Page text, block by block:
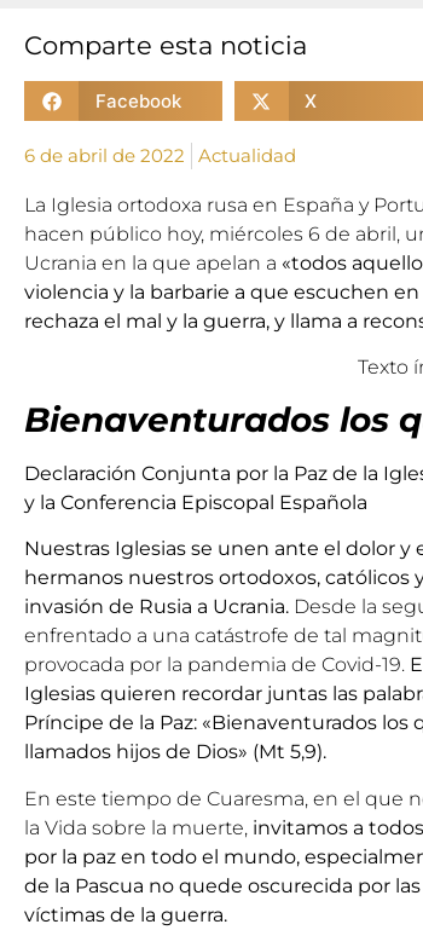
Comparte esta noticia
Facebook X
6 de abril de 2022 Actualidad
La Iglesia ortodoxa rusa en España y
hacen público hoy, miércoles 6 de abril,
Ucrania en la que apelan a «todos
violencia y la barbarie a que escuchen
rechaza el mal y la guerra, y llama a
Texto
Bienaventurados los
Declaración Conjunta por la Paz de la
y la Conferencia Episcopal Española
Nuestras Iglesias se unen ante el dolor
hermanos nuestros ortodoxos, católicos
invasión de Rusia a Ucrania. Desde la
enfrentado a una catástrofe de tal
provocada por la pandemia de Covid-19.
Iglesias quieren recordar juntas las
Príncipe de la Paz: «Bienaventurados los
llamados hijos de Dios» (Mt 5,9).
En este tiempo de Cuaresma, en el que
la Vida sobre la muerte, invitamos a
por la paz en todo el mundo,
de la Pascua no quede oscurecida por
víctimas de la guerra.